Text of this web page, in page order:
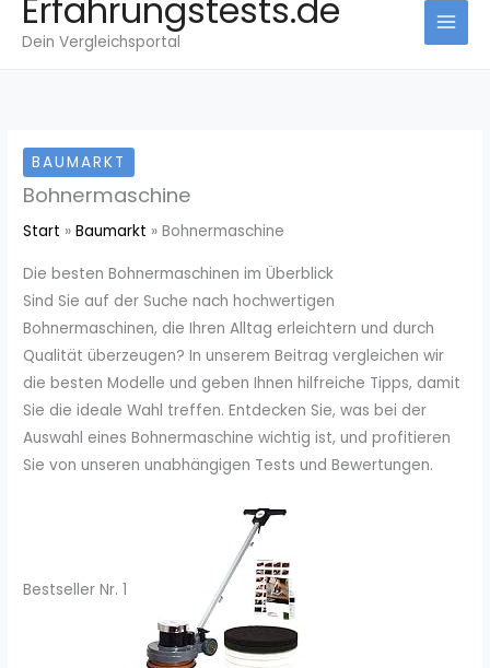
Inhalt
springen
Erfahrungstests.de
Dein Vergleichsportal
BAUMARKT
Bohnermaschine
Start Baumarkt Bohnermaschine
Die besten Bohnermaschinen im Überblick
Sind Sie auf der Suche nach hochwertigen
Bohnermaschinen, die Ihren Alltag erleichtern und durch
Qualität überzeugen? In unserem Beitrag vergleichen wir
die besten Modelle und geben Ihnen hilfreiche Tipps, damit
Sie die ideale Wahl treffen. Entdecken Sie, was bei der
Auswahl eines Bohnermaschine wichtig ist, und profitieren
Sie von unseren unabhängigen Tests und Bewertungen.
Bestseller Nr. 1